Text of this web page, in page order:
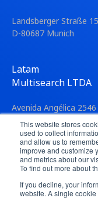
This website stores
used to collect
and allow us to
improve and customize
and metrics about our
To find out more about
If you decline, your
website. A single
Landsberger Straße
D-80687 Munich
Latam
Multisearch LTDA
Avenida Angélica 2546
01228-200 São Paulo